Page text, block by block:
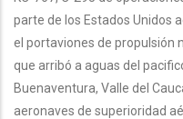
parte de los Estados Unidos
el portaviones de propulsión
que arribó a aguas del
Buenaventura, Valle del
aeronaves de superioridad